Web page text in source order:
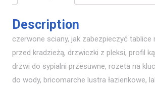
Description
czerwone sciany, jak zabezpieczyć tablice
przed kradzieżą, drzwiczki z pleksi, profil
drzwi do sypialni przesuwne, rozeta na
do wody, bricomarche lustra łazienkowe,